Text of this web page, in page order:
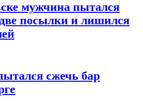
мужчина пытался
посылки и лишился
сжечь бар